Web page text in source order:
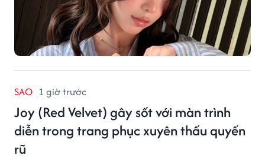
SAO 1 giờ trước
Joy (Red Velvet) gây sốt với màn trình
diễn trong trang phục xuyên thấu quyến
rũ